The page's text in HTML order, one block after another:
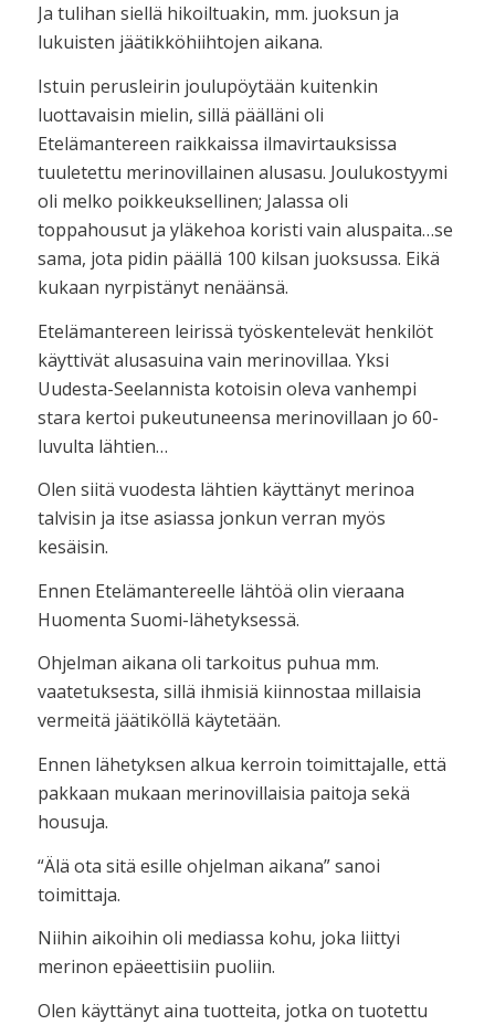
Ja tulihan siellä hikoiltuakin, mm. juoksun ja
lukuisten jäätikköhiihtojen aikana.
Istuin perusleirin joulupöytään kuitenkin
luottavaisin mielin, sillä päälläni oli
Etelämantereen raikkaissa ilmavirtauksissa
tuuletettu merinovillainen alusasu. Joulukostyymi
oli melko poikkeuksellinen; Jalassa oli
toppahousut ja yläkehoa koristi vain aluspaita…se
sama, jota pidin päällä 100 kilsan juoksussa. Eikä
kukaan nyrpistänyt nenäänsä.
Etelämantereen leirissä työskentelevät henkilöt
käyttivät alusasuina vain merinovillaa. Yksi
Uudesta-Seelannista kotoisin oleva vanhempi
stara kertoi pukeutuneensa merinovillaan jo 60-
luvulta lähtien…
Olen siitä vuodesta lähtien käyttänyt merinoa
talvisin ja itse asiassa jonkun verran myös
kesäisin.
Ennen Etelämantereelle lähtöä olin vieraana
Huomenta Suomi-lähetyksessä.
Ohjelman aikana oli tarkoitus puhua mm.
vaatetuksesta, sillä ihmisiä kiinnostaa millaisia
vermeitä jäätiköllä käytetään.
Ennen lähetyksen alkua kerroin toimittajalle, että
pakkaan mukaan merinovillaisia paitoja sekä
housuja.
“Älä ota sitä esille ohjelman aikana” sanoi
toimittaja.
Niihin aikoihin oli mediassa kohu, joka liittyi
merinon epäeettisiin puoliin.
Olen käyttänyt aina tuotteita, jotka on tuotettu